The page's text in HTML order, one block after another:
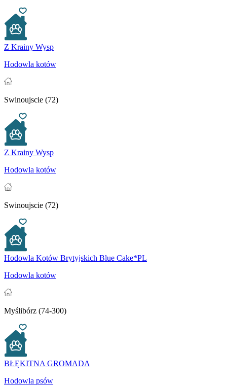
Z Krainy Wysp
Hodowla kotów
Swinoujscie (72)
Z Krainy Wysp
Hodowla kotów
Swinoujscie (72)
Hodowla Kotów Brytyjskich Blue Cake*PL
Hodowla kotów
Myślibórz (74-300)
BŁĘKITNA GROMADA
Hodowla psów